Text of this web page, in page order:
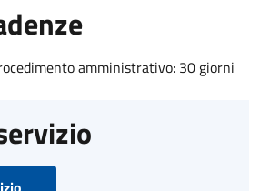
amministrativo: 30 giorni